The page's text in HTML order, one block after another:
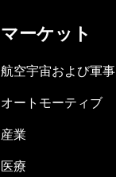
マーケット
航空宇宙および軍事
オートモーティブ
産業
医療